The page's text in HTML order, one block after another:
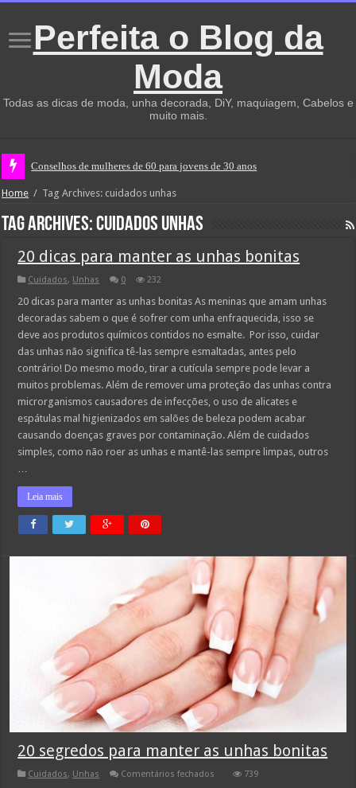
Perfeita o Blog da
Moda
Todas as dicas de moda, unha decorada, DiY, maquiagem, Cabelos e
muito mais.
Conselhos de mulheres de 60 para jovens de 30 anos
Home / Tag Archives: cuidados unhas
Tag Archives:cuidados unhas
20 dicas para manter as unhas bonitas
Cuidados, Unhas 0 232
20 dicas para manter as unhas bonitas As meninas que amam unhas
decoradas sabem o que é sofrer com unha enfraquecida, isso se
deve aos produtos químicos contidos no esmalte. Por isso, cuidar
das unhas não significa tê-las sempre esmaltadas, antes pelo
contrário! Do mesmo modo, tirar a cutícula sempre pode levar a
muitos problemas. Além de remover uma proteção das unhas contra
microrganismos causadores de infecções, o uso de alicates e
espátulas mal higienizados em salões de beleza podem acabar
causando doenças graves por contaminação. Além de cuidados
simples, como não roer as unhas e mantê-las sempre limpas, outros
…
Leia mais
20 segredos para manter as unhas bonitas
Cuidados, Unhas Comentários fechados 739